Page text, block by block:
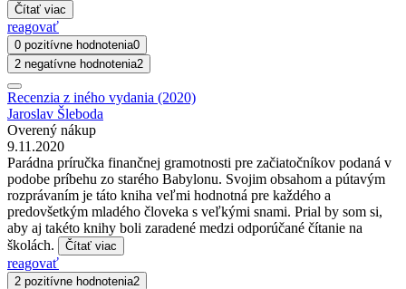
Čítať viac
reagovať
0 pozitívne hodnotenia0
2 negatívne hodnotenia2
Recenzia z iného vydania (2020)
Jaroslav Šleboda
Overený nákup
9.11.2020
Parádna príručka finančnej gramotnosti pre začiatočníkov podaná v
podobe príbehu zo starého Babylonu. Svojim obsahom a pútavým
rozprávaním je táto kniha veľmi hodnotná pre každého a
predovšetkým mladého človeka s veľkými snami. Prial by som si,
aby aj takéto knihy boli zaradené medzi odporúčané čítanie na
školách.
Čítať viac
reagovať
2 pozitívne hodnotenia2